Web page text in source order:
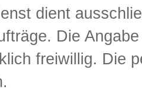
dient
Die
freiwillig. Die